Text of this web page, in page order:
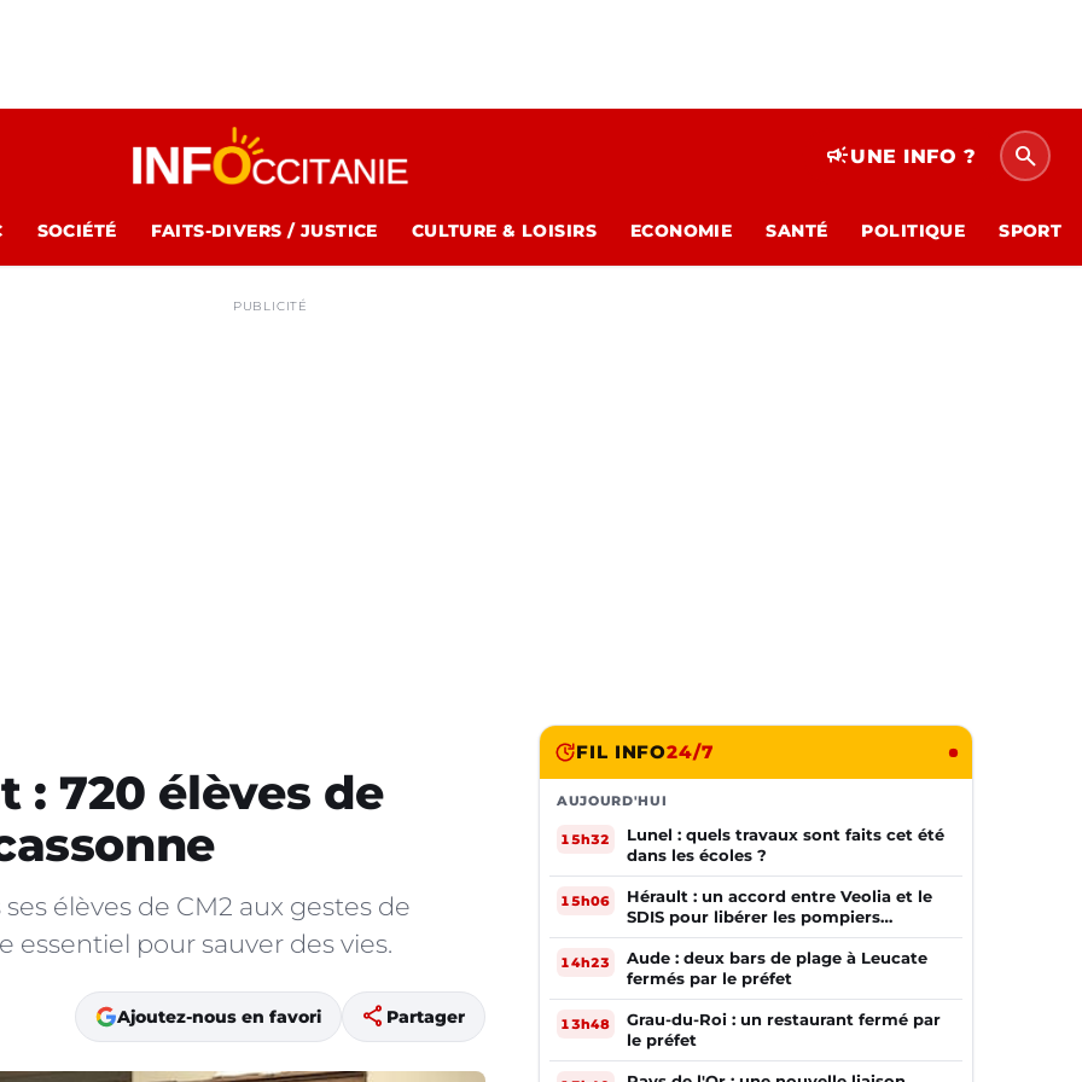
campaignUNE INFO ? search
SOCIÉTÉ FAITS-DIVERS / JUSTICE CULTURE & LOISIRS ECONOMIE SANTÉ POLITIQUE SPORT
PUBLICITÉ
: 720 élèves de
élèves de CM2 aux gestes de
essentiel pour sauver des vies.
Ajoutez-nous en favori share Partager
FIL INFO24/7
AUJOURD'HUI
15h32
Lunel : quels travaux sont faits cet été
dans les écoles ?
15h06
Hérault : un accord entre Veolia et le
SDIS pour libérer les pompiers
volontaires
14h23
Aude : deux bars de plage à Leucate
fermés par le préfet
13h48
Grau-du-Roi : un restaurant fermé par
le préfet